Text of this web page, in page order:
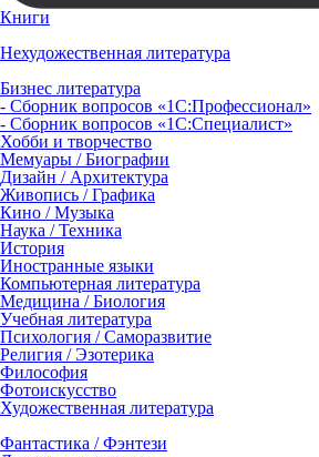
Книги
Нехудожественная литература
Бизнес литература
- Сборник вопросов «1С:Профессионал»
- Сборник вопросов «1С:Специалист»
Хобби и творчество
Мемуары / Биографии
Дизайн / Архитектура
Живопись / Графика
Кино / Музыка
Наука / Техника
История
Иностранные языки
Компьютерная литература
Медицина / Биология
Учебная литература
Психология / Саморазвитие
Религия / Эзотерика
Философия
Фотоискусство
Художественная литература
Фантастика / Фэнтези